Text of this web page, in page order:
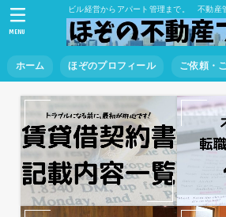
ビル経営からアパート管理まで。 不動産
ホーム ほぞのプロフィール ご依頼・
MENU